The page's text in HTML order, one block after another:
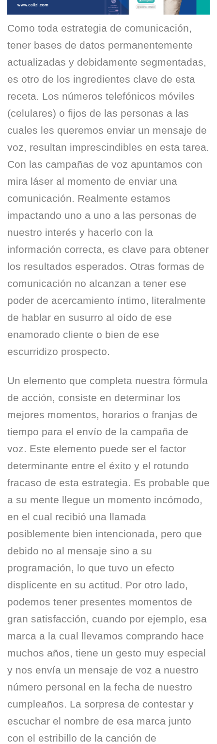
Como toda estrategia de comunicación,
tener bases de datos permanentemente
actualizadas y debidamente segmentadas,
es otro de los ingredientes clave de esta
receta. Los números telefónicos móviles
(celulares) o fijos de las personas a las
cuales les queremos enviar un mensaje de
voz, resultan imprescindibles en esta tarea.
Con las campañas de voz apuntamos con
mira láser al momento de enviar una
comunicación. Realmente estamos
impactando uno a uno a las personas de
nuestro interés y hacerlo con la
información correcta, es clave para obtener
los resultados esperados. Otras formas de
comunicación no alcanzan a tener ese
poder de acercamiento íntimo, literalmente
de hablar en susurro al oído de ese
enamorado cliente o bien de ese
escurridizo prospecto.
Un elemento que completa nuestra fórmula
de acción, consiste en determinar los
mejores momentos, horarios o franjas de
tiempo para el envío de la campaña de
voz. Este elemento puede ser el factor
determinante entre el éxito y el rotundo
fracaso de esta estrategia. Es probable que
a su mente llegue un momento incómodo,
en el cual recibió una llamada
posiblemente bien intencionada, pero que
debido no al mensaje sino a su
programación, lo que tuvo un efecto
displicente en su actitud. Por otro lado,
podemos tener presentes momentos de
gran satisfacción, cuando por ejemplo, esa
marca a la cual llevamos comprando hace
muchos años, tiene un gesto muy especial
y nos envía un mensaje de voz a nuestro
número personal en la fecha de nuestro
cumpleaños. La sorpresa de contestar y
escuchar el nombre de esa marca junto
con el estribillo de la canción de